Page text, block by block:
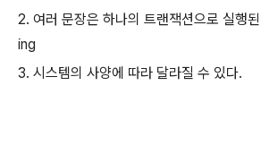
2. 여러 문장은 하나의 트랜잭션으로 실행
ing
3. 시스템의 사양에 따라 달라질 수 있다.